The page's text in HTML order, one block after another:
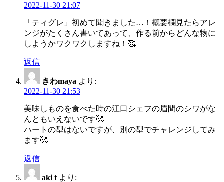
2022-11-30 21:07
「ティグレ」初めて聞きました…！概要欄見たらアレ
ンジがたくさん書いてあって、作る前からどんな物に
しようかワクワクしますね！🥰
返信
きわmaya より:
2022-11-30 21:53
美味しものを食べた時の江口シェフの眉間のシワがな
んともいえないです🥰
ハートの型はないですが、別の型でチャレンジしてみ
ます🥰
返信
aki t より: